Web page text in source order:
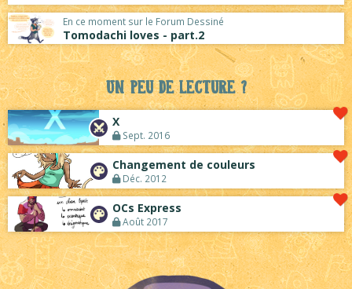
En ce moment sur le Forum Dessiné
Tomodachi loves - part.2
Un peu de lecture ?
X
Sept. 2016
Changement de couleurs
Déc. 2012
OCs Express
Août 2017